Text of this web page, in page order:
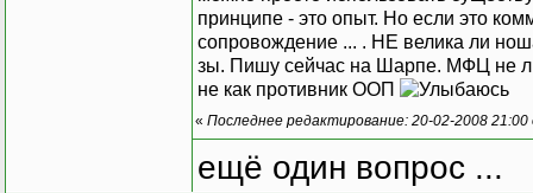
принципе - это опыт. Но если это
сопровождение ... . НЕ велика ли
зы. Пишу сейчас на Шарпе. МФЦ не
не как противник ООП
« Последнее редактирование: 20-02-2008
ещё один вопрос ...